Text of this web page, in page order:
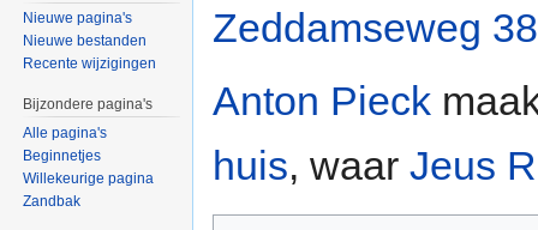
Zeddamseweg 38
Anton Pieck
huis, waar Jeus
Nieuwe pagina's
Nieuwe bestanden
Recente wijzigingen
Bijzondere pagina's
Alle pagina's
Beginnetjes
Willekeurige pagina
Zandbak